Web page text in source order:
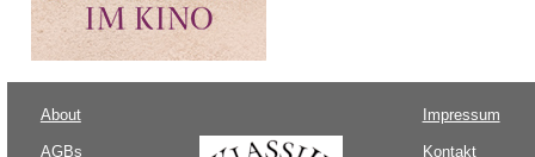
About
AGBs
Impressum
Kontakt